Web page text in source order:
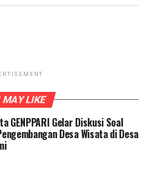
MAY LIKE
GENPPARI Gelar Diskusi Soal
Desa Wisata di Desa